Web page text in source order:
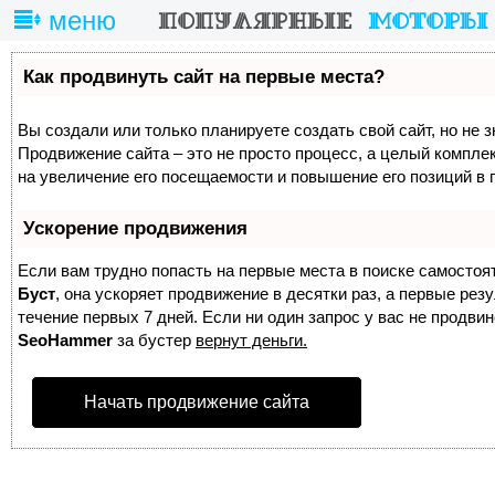
меню
Как продвинуть сайт на первые места?
Вы создали или только планируете создать свой сайт, но не
Продвижение сайта – это не просто процесс, а целый
на увеличение его посещаемости и повышение его позиций в
Ускорение продвижения
Если вам трудно попасть на первые места в поиске
Буст, она ускоряет продвижение в десятки раз, а первые
течение первых 7 дней. Если ни один запрос у вас не
SeoHammer за бустер вернут деньги.
Начать продвижение сайта